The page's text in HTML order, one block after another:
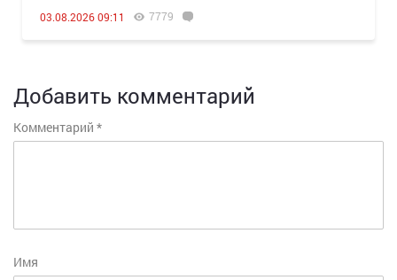
03.08.2026 09:11 7779
Добавить комментарий
Комментарий *
Имя